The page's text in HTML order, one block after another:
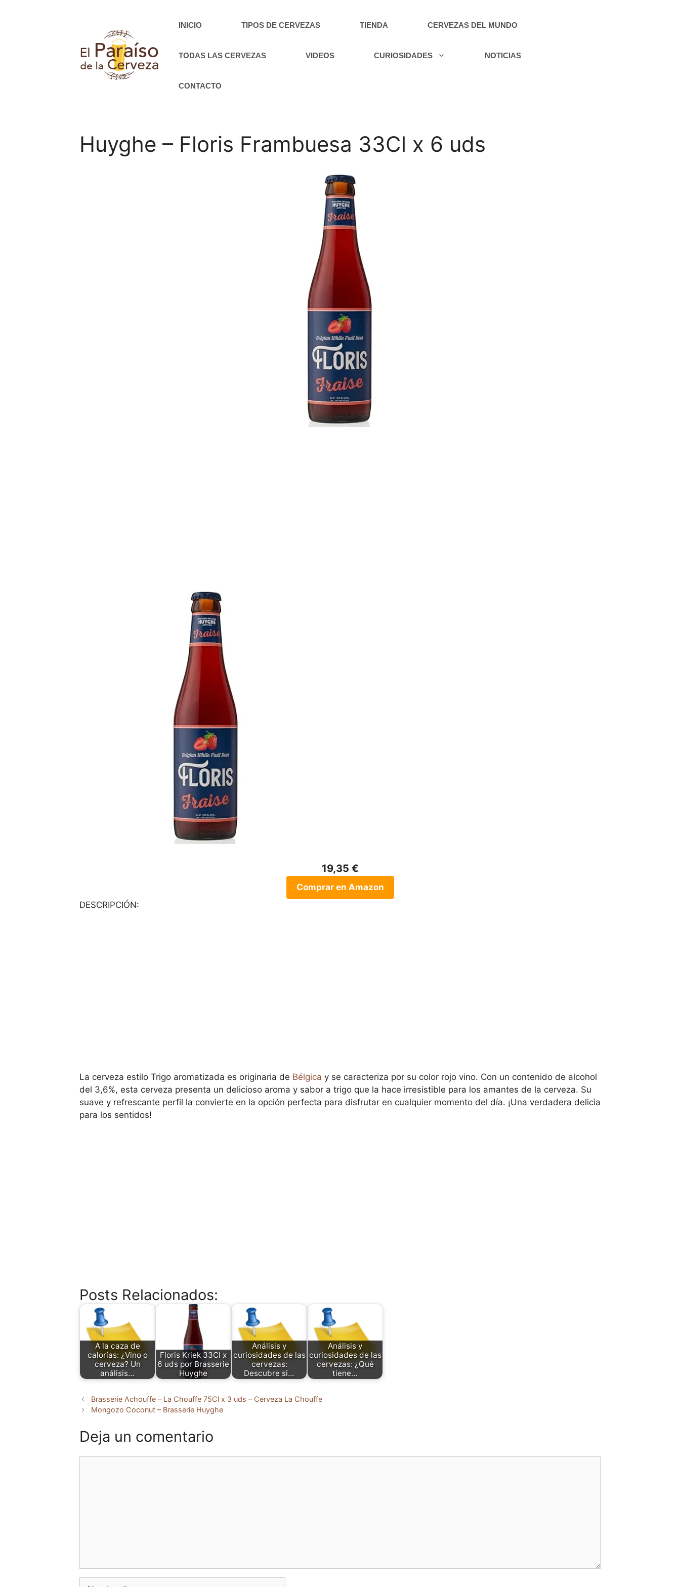
INICIO TIPOS DE CERVEZAS TIENDA CERVEZAS DEL MUNDO
TODAS LAS CERVEZAS VIDEOS CURIOSIDADES NOTICIAS
CONTACTO
Huyghe – Floris Frambuesa 33Cl x 6 uds
19,35 €
Comprar en Amazon
DESCRIPCIÓN:
La cerveza estilo Trigo aromatizada es originaria de Bélgica y se caracteriza por su color rojo vino. Con un contenido de alcohol
del 3,6%, esta cerveza presenta un delicioso aroma y sabor a trigo que la hace irresistible para los amantes de la cerveza. Su
suave y refrescante perfil la convierte en la opción perfecta para disfrutar en cualquier momento del día. ¡Una verdadera delicia
para los sentidos!
Posts Relacionados:
A la caza de
calorías: ¿Vino o
cerveza? Un
análisis…
Floris Kriek 33Cl x
6 uds por Brasserie
Huyghe
Análisis y
curiosidades de las
cervezas:
Descubre si…
Análisis y
curiosidades de las
cervezas: ¿Qué
tiene…
Brasserie Achouffe – La Chouffe 75Cl x 3 uds – Cerveza La Chouffe
Mongozo Coconut – Brasserie Huyghe
Deja un comentario